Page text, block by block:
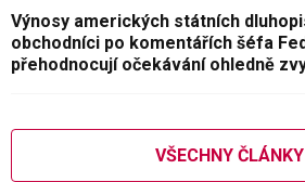
Výnosy amerických státních
obchodníci po komentářích šéfa
přehodnocují očekávání ohledně
VŠECHNY ČLÁNKY